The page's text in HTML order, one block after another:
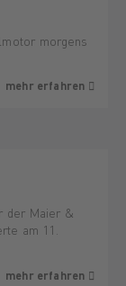
morgens
mehr erfahren
der Maier &
am 11.
mehr erfahren